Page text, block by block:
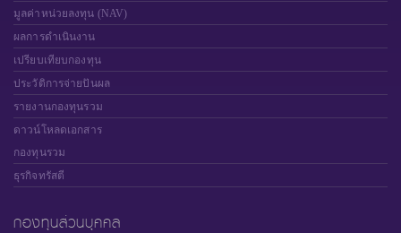
มูลค่าหน่วยลงทุน (NAV)
ผลการดำเนินงาน
เปรียบเทียบกองทุน
ประวัติการจ่ายปันผล
รายงานกองทุนรวม
ดาวน์โหลดเอกสาร
กองทุนรวม
ธุรกิจทรัสตี
กองทุนส่วนบุคคล